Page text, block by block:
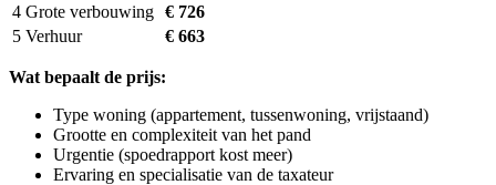
4 Grote verbouwing € 726
5 Verhuur € 663
Wat bepaalt de prijs:
Type woning (appartement, tussenwoning, vrijstaand)
Grootte en complexiteit van het pand
Urgentie (spoedrapport kost meer)
Ervaring en specialisatie van de taxateur